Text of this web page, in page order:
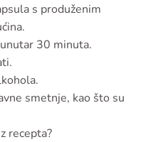
s produženim
30 minuta.
smetnje, kao što su
recepta?